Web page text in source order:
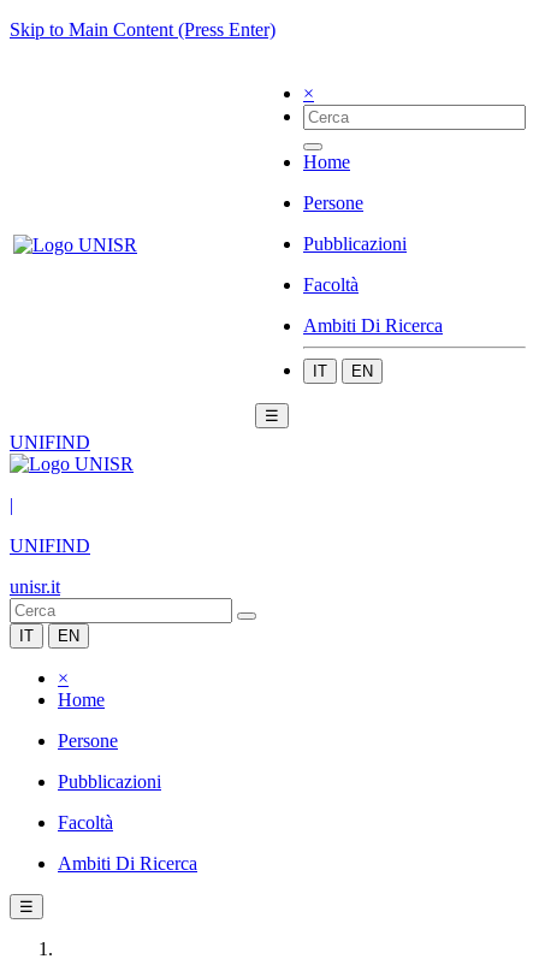
Skip to Main Content (Press Enter)
×
Home
Persone
Pubblicazioni
Facoltà
Ambiti Di Ricerca
IT EN
☰
UNIFIND
|
UNIFIND
unisr.it
IT EN
×
Home
Persone
Pubblicazioni
Facoltà
Ambiti Di Ricerca
☰